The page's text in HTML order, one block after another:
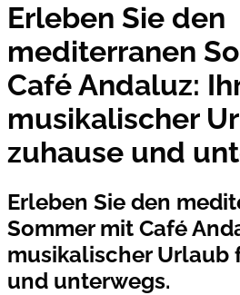
Erleben Sie den
mediterranen
Café Andaluz:
musikalischer
zuhause und
Erleben Sie den
Sommer mit Café
musikalischer Urlaub
und unterwegs.